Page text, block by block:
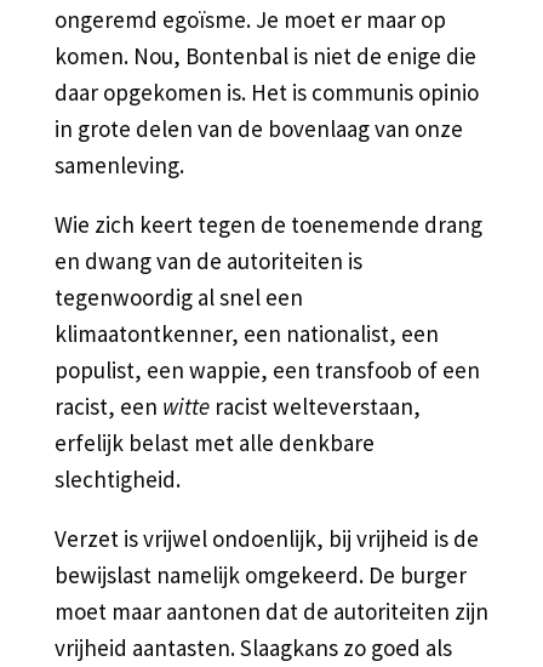
ongeremd egoïsme. Je moet er maar op
komen. Nou, Bontenbal is niet de enige die
daar opgekomen is. Het is communis opinio
in grote delen van de bovenlaag van onze
samenleving.
Wie zich keert tegen de toenemende drang
en dwang van de autoriteiten is
tegenwoordig al snel een
klimaatontkenner, een nationalist, een
populist, een wappie, een transfoob of een
racist, een witteracist welteverstaan,
erfelijk belast met alle denkbare
slechtigheid.
Verzet is vrijwel ondoenlijk, bij vrijheid is de
bewijslast namelijk omgekeerd. De burger
moet maar aantonen dat de autoriteiten zijn
vrijheid aantasten. Slaagkans zo goed als